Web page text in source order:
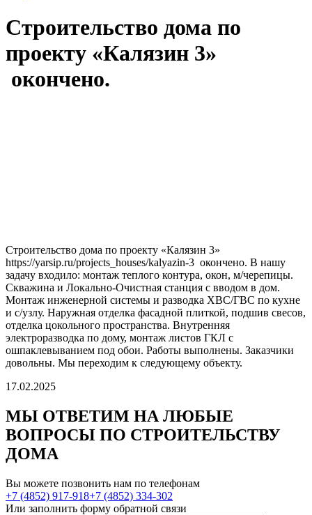
Строительство дома по
проекту «Калязин 3»
окончено.
Строительство дома по проекту «Калязин 3»
https://yarsip.ru/projects_houses/kalyazin-3 окончено. В нашу
задачу входило: монтаж теплого контура, окон, м/черепицы.
Скважина и Локально-Очистная станция с вводом в дом.
Монтаж инженерной системы и разводка ХВС/ГВС по кухне
и с/узлу. Наружная отделка фасадной плиткой, подшив свесов,
отделка цокольного пространства. Внутренняя
электроразводка по дому, монтаж листов ГКЛ с
ошпаклевыванием под обои. Работы выполнены. Заказчики
довольны. Мы переходим к следующему объекту.
17.02.2025
МЫ ОТВЕТИМ НА ЛЮБЫЕ
ВОПРОСЫ ПО СТРОИТЕЛЬСТВУ
ДОМА
Вы можете позвонить нам по телефонам
+7 (4852) 917-918+7 (4852) 334-302
Или заполнить форму обратной связи